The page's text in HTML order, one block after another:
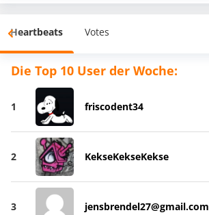
Heartbeats Votes
Die Top 10 User der Woche:
1 friscodent34
2 KekseKekseKekse
3 jensbrendel27@gmail.com